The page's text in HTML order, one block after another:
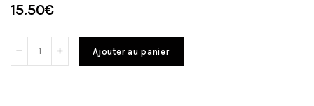
15.50€
Ajouter au panier